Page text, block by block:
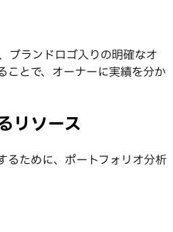
ブランドロゴ入りの明確なオ
ことで、オーナーに実績を分か
リソース
るために、ポートフォリオ分析